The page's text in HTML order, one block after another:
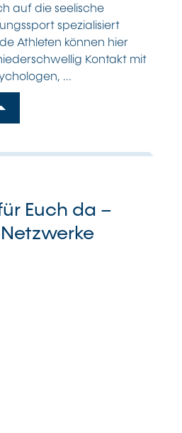
auf die seelische
spezialisiert
Athleten können hier
Kontakt mit
...
Euch da –